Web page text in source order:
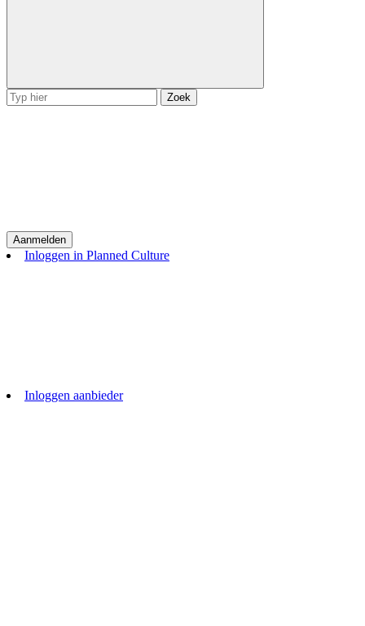
Zoek
Aanmelden
Inloggen in Planned Culture
Inloggen aanbieder